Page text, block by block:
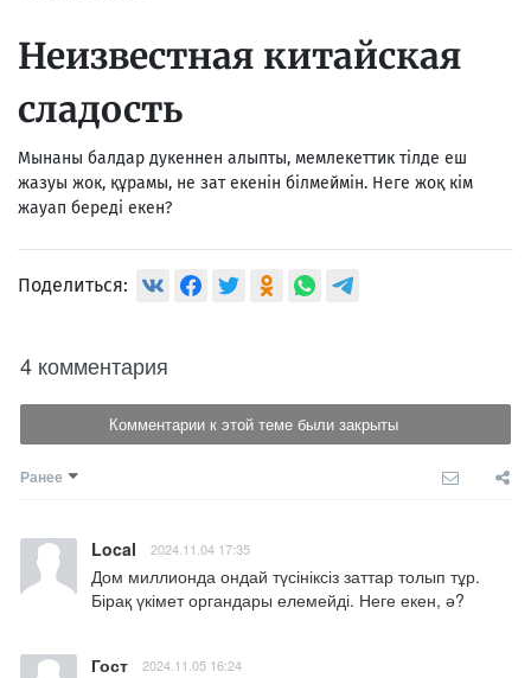
Неизвестная китайская
сладость
Мынаны балдар дукеннен алыпты, мемлекеттик тілде еш
жазуы жок, құрамы, не зат екенін білмеймін. Неге жоқ кім
жауап береді екен?
Поделиться:
4 комментария
Комментарии к этой теме были закрыты
Ранее
Local 2024.11.04 17:35
Дом миллионда ондай түсініксіз заттар толып тұр.
Бірақ үкімет органдары елемейді. Неге екен, ә?
Гост 2024.11.05 16:24